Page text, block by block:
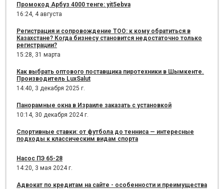
Промокод Арбуз 4000 тенге: yit5ebva
16:24, 4 августа
Регистрация и сопровождение ТОО: к кому обратиться в
Казахстане? Когда бизнесу становится недостаточно только
регистрации?
15:28, 31 марта
Как выбрать оптового поставщика пиротехники в Шымкенте.
Производитель LuxSalut
14:40, 3 декабря 2025 г.
Панорамные окна в Израиле заказать с установкой
10:14, 30 декабря 2024 г.
Спортивные ставки: от футбола до тенниса — интересные
подходы к классическим видам спорта
Насос ПЭ 65-28
14:20, 3 мая 2024 г.
Адвокат по кредитам на сайте - особенности и преимущества